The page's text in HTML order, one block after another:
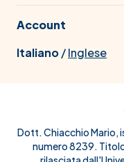
Account
Italiano/Inglese
Dott. Chiacchio Mario,
numero 8239.